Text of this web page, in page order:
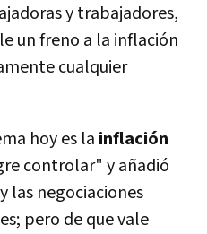
y trabajadores,
un freno a la inflación
cualquier
hoy es la inflación
controlar" y añadió
las negociaciones
pero de que vale